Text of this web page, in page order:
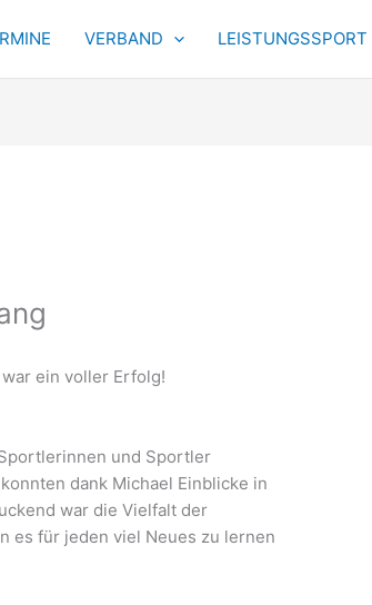
VERBAND LEISTUNGSSPORT
ein voller Erfolg!
und Sportler
dank Michael Einblicke in
war die Vielfalt der
es für jeden viel Neues zu lernen